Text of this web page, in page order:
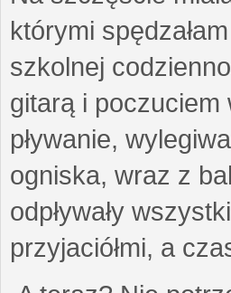
którymi
szkolnej
gitarą i
pływanie,
ogniska, wraz z
odpływały
przyjaciółmi, a